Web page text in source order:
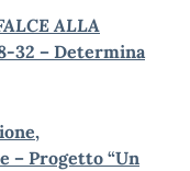
ALLA
32 – Determina
– Progetto “Un